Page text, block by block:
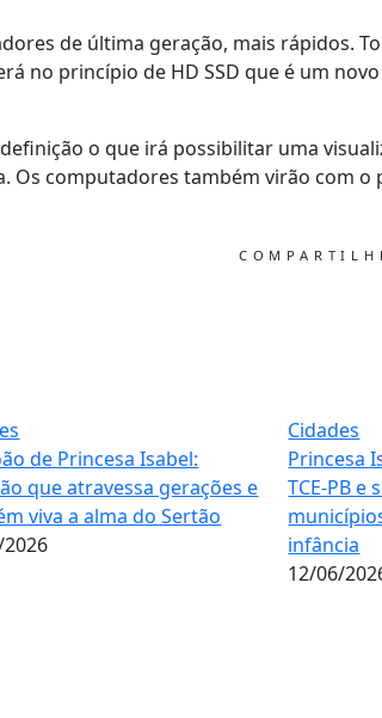
de última geração, mais rápidos.
no princípio de HD SSD que é um
o que irá possibilitar uma
Os computadores também virão com o
de Princesa Isabel:
que atravessa gerações e
viva a alma do Sertão
Cidades
Princesa
TCE-PB e
infância
12/06/